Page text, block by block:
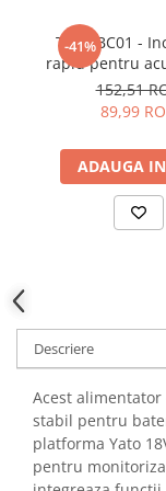
Burghie pentru Metal
Genti pentru Scule
Electronica
Unelte pentru
Aparate de Sudura
Microscoape
Osciloscoape Digitale
Generatoare de
Statii de Lipit
Accesorii pentru Lipit
Clesti de Precizie
Kituri Electronice
Placi de Dezvoltare
ZUBR
-41%
TEH LBC01 -
rapid pentru
20V
152,51
89,99
ADAUGA
Descriere
Acest
stabil pentru
platforma Yato
pentru